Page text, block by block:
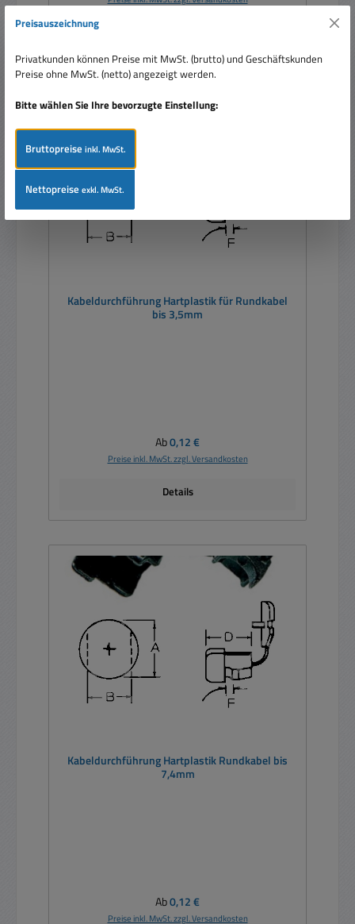
Kabeldurchführung Hartplastik für Rundkabel
bis 3,5mm
Regulärer Preis:
Ab0,12 €
Preise inkl. MwSt. zzgl. Versandkosten
Details
Kabeldurchführung Hartplastik Rundkabel bis
7,4mm
Regulärer Preis:
Ab0,12 €
Preise inkl. MwSt. zzgl. Versandkosten
Preisauszeichnung
Privatkunden können Preise mit MwSt. (brutto) und Geschäftskunden
Preise ohne MwSt. (netto) angezeigt werden.
Bitte wählen Sie Ihre bevorzugte Einstellung:
Bruttopreiseinkl. MwSt.
Nettopreiseexkl. MwSt.